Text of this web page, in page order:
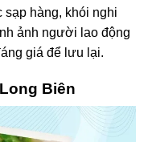
sạp hàng, khói nghi
ảnh người lao động
giá để lưu lại.
Biên